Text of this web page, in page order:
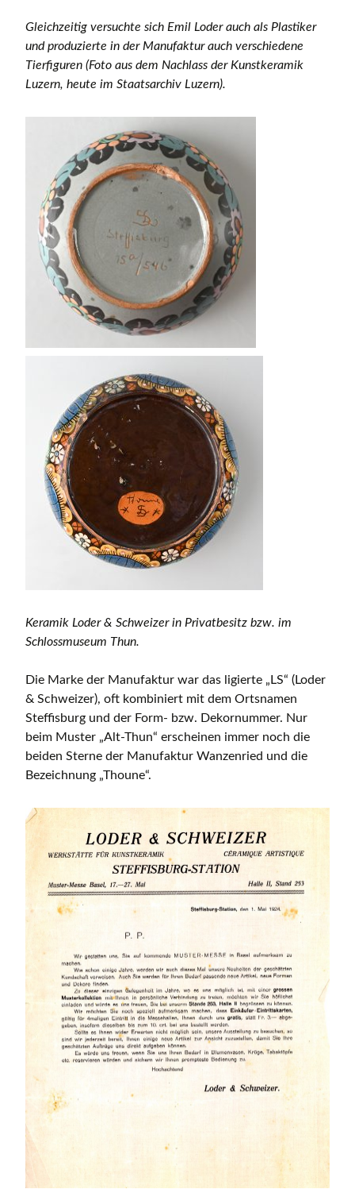
Gleichzeitig versuchte sich Emil Loder auch als Plastiker
und produzierte in der Manufaktur auch verschiedene
Tierfiguren (Foto aus dem Nachlass der Kunstkeramik
Luzern, heute im Staatsarchiv Luzern).
Keramik Loder & Schweizer in Privatbesitz bzw. im
Schlossmuseum Thun.
Die Marke der Manufaktur war das ligierte „LS“ (Loder
& Schweizer), oft kombiniert mit dem Ortsnamen
Steffisburg und der Form- bzw. Dekornummer. Nur
beim Muster „Alt-Thun“ erscheinen immer noch die
beiden Sterne der Manufaktur Wanzenried und die
Bezeichnung „Thoune“.